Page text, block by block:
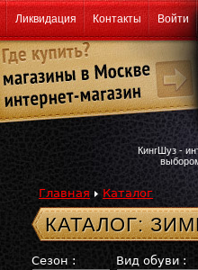
Ликвидация Контакты Войти
КингШуз -
Главная Каталог
КАТАЛОГ:
Сезон : Вид обуви :